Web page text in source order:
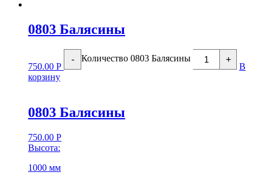
0803 Балясины
750.00 Р
- Количество 0803 Балясины +
В
корзину
0803 Балясины
750.00 Р
Высота:
1000 мм